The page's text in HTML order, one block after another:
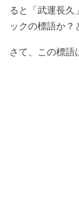
ると「武運長久
ックの標語か？
さて、この標語